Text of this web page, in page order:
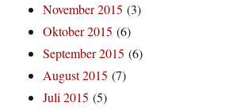
November 2015 (3)
Oktober 2015 (6)
September 2015 (6)
August 2015 (7)
Juli 2015 (5)